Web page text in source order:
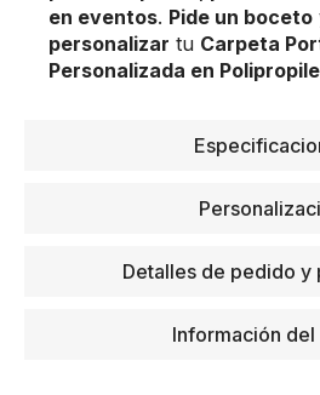
Detalles de pedido y
Información del
en eventos. Pide un boceto
personalizar tu Carpeta
Personalizada en